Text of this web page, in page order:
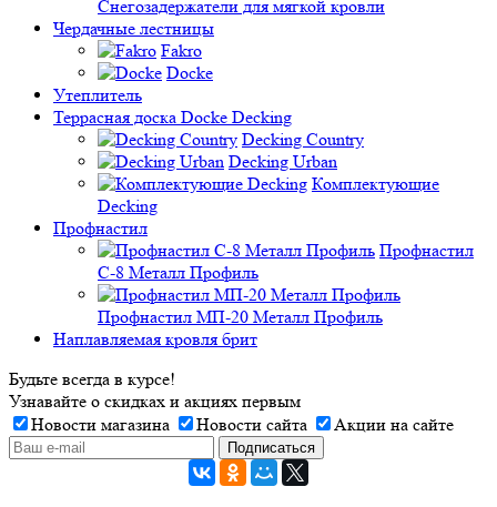
Снегозадержатели для мягкой кровли
Чердачные лестницы
Fakro
Docke
Утеплитель
Террасная доска Docke Decking
Decking Country
Decking Urban
Комплектующие
Decking
Профнастил
Профнастил
C-8 Металл Профиль
Профнастил МП-20 Металл Профиль
Наплавляемая кровля брит
Будьте всегда в курсе!
Узнавайте о скидках и акциях первым
Новости магазина
Новости сайта Акции на сайте